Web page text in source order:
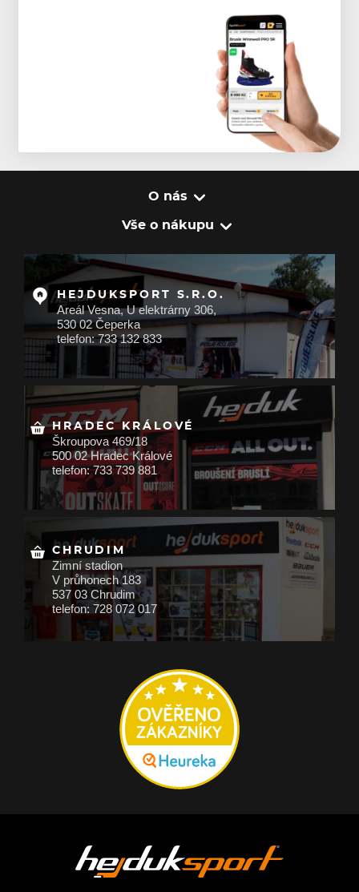
O nás
Vše o nákupu
HEJDUKSPORT S.R.O.
Areál Vesna, U elektrárny 306,
530 02 Čeperka
telefon: 733 132 833
HRADEC KRÁLOVÉ
Škroupova 469/18
500 02 Hradec Králové
telefon: 733 739 881
CHRUDIM
Zimní stadion
V průhonech 183
537 03 Chrudim
telefon: 728 072 017